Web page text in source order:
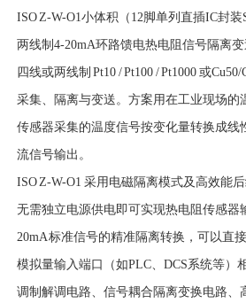
ISO Z-W-O1小体积（12脚单列直插IC封
两线制4-20mA环路馈电热电阻信号隔离变
四线或两线制 Pt10 / Pt100 / Pt1000 或
采集、隔离与变送。方案用在工业现场的
传感器采集的温度信号按变化量转换成线
流信号输出。
ISO Z-W-O1 采用电磁隔离模式及高效能
无需独立电源供电即可实现热电阻传感器
20mA 标准信号的精准隔离转换，可以直
模拟量输入端口（如PLC、DCS系统等）
调制解调电路、信号耦合隔离变换电路、